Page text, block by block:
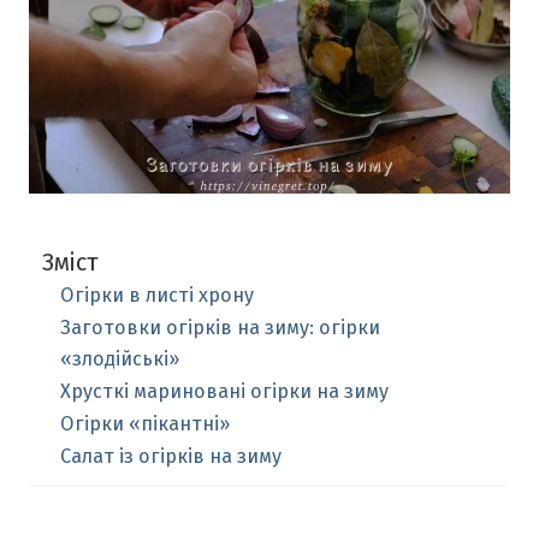
Зміст
Огірки в листі хрону
Заготовки огірків на зиму: огірки
«злодійські»
Хрусткі мариновані огірки на зиму
Огірки «пікантні»
Салат із огірків на зиму